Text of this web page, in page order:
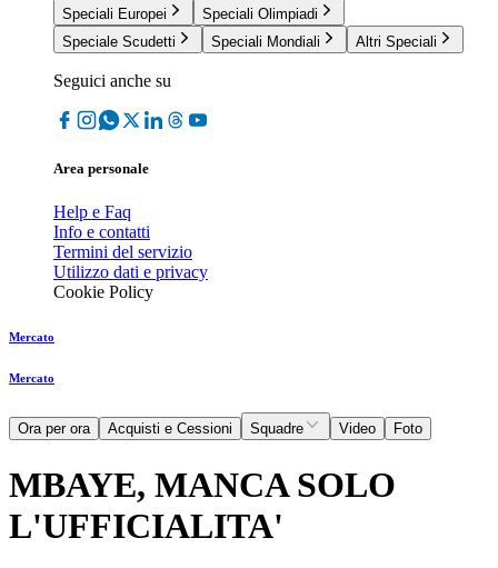
Speciali Europei
Speciali Olimpiadi
Speciale Scudetti
Speciali Mondiali Altri Speciali
Seguici anche su
Area personale
Help e Faq
Info e contatti
Termini del servizio
Utilizzo dati e privacy
Cookie Policy
Mercato
Mercato
Ora per ora Acquisti e Cessioni Squadre Video Foto
MBAYE, MANCA SOLO
L'UFFICIALITA'